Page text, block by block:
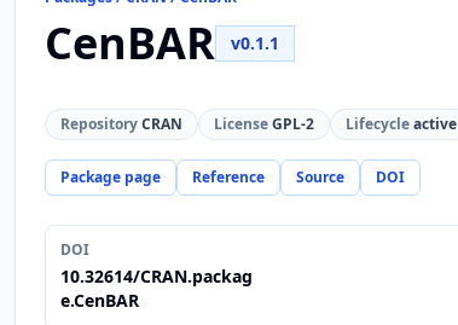
CenBAR v0.1.1
RepositoryCRAN LicenseGPL-2 Lifecycleactive
Package page Reference Source DOI
DOI
10.32614/CRAN.packag
e.CenBAR